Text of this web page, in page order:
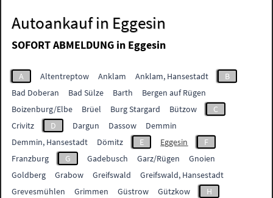
Autoankauf in Eggesin
SOFORT ABMELDUNG in Eggesin
A Altentreptow Anklam Anklam, Hansestadt
B
Bad Doberan
Bad Sülze Barth
Bergen auf Rügen
Boizenburg/Elbe
Brüel Burg Stargard Bützow
C
Crivitz
D Dargun Dassow
Demmin
Demmin, Hansestadt
Dömitz E Eggesin
F
Franzburg
G Gadebusch Garz/Rügen
Gnoien
Goldberg
Grabow Greifswald
Greifswald, Hansestadt
Grevesmühlen
Grimmen Güstrow Gützkow
H